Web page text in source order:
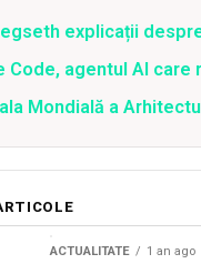
explicații
Code, agentul AI
Mondială a
ACTUALITATE 1 an ago